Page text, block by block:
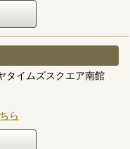
タイムズスクエア南館
ら